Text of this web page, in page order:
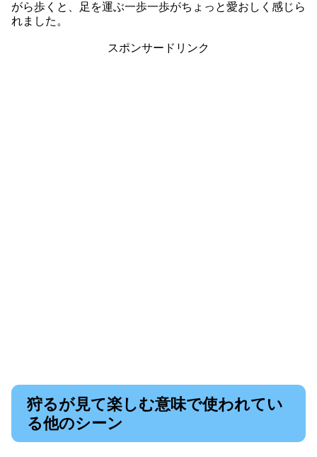
がら歩くと、足を運ぶ一歩一歩がちょっと愛おしく感じら
れました。
スポンサードリンク
狩るが見て楽しむ意味で使われてい
る他のシーン